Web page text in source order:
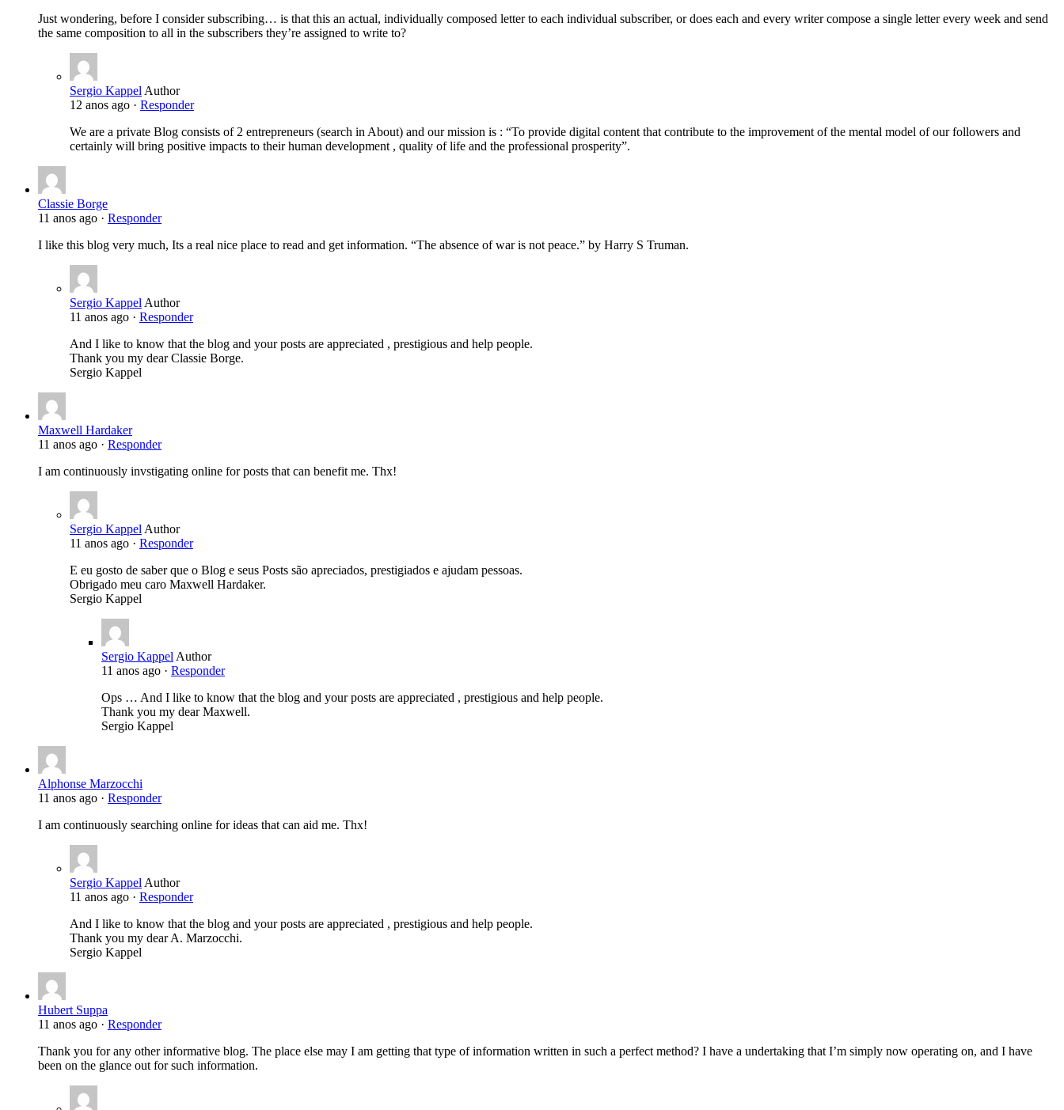
Just wondering, before I consider subscribing… is that this an actual, individually composed letter to each individual subscriber, or does each and every writer compose a single letter every week and send
the same composition to all in the subscribers they’re assigned to write to?
Sergio Kappel Author
12 anos ago · Responder
We are a private Blog consists of 2 entrepreneurs (search in About) and our mission is : “To provide digital content that contribute to the improvement of the mental model of our followers and
certainly will bring positive impacts to their human development , quality of life and the professional prosperity”.
Classie Borge
11 anos ago · Responder
I like this blog very much, Its a real nice place to read and get information. “The absence of war is not peace.” by Harry S Truman.
Sergio Kappel Author
11 anos ago · Responder
And I like to know that the blog and your posts are appreciated , prestigious and help people.
Thank you my dear Classie Borge.
Sergio Kappel
Maxwell Hardaker
11 anos ago · Responder
I am continuously invstigating online for posts that can benefit me. Thx!
Sergio Kappel Author
11 anos ago · Responder
E eu gosto de saber que o Blog e seus Posts são apreciados, prestigiados e ajudam pessoas.
Obrigado meu caro Maxwell Hardaker.
Sergio Kappel
Sergio Kappel Author
11 anos ago · Responder
Ops … And I like to know that the blog and your posts are appreciated , prestigious and help people.
Thank you my dear Maxwell.
Sergio Kappel
Alphonse Marzocchi
11 anos ago · Responder
I am continuously searching online for ideas that can aid me. Thx!
Sergio Kappel Author
11 anos ago · Responder
And I like to know that the blog and your posts are appreciated , prestigious and help people.
Thank you my dear A. Marzocchi.
Sergio Kappel
Hubert Suppa
11 anos ago · Responder
Thank you for any other informative blog. The place else may I am getting that type of information written in such a perfect method? I have a undertaking that I’m simply now operating on, and I have
been on the glance out for such information.